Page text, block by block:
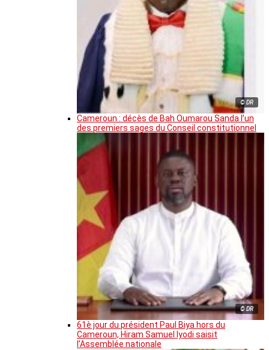
© DR
Cameroun : décès de Bah Oumarou Sanda l’un
des premiers sages du Conseil constitutionnel
© DR
61è jour du président Paul Biya hors du
Cameroun, Hiram Samuel Iyodi saisit
l’Assemblée nationale